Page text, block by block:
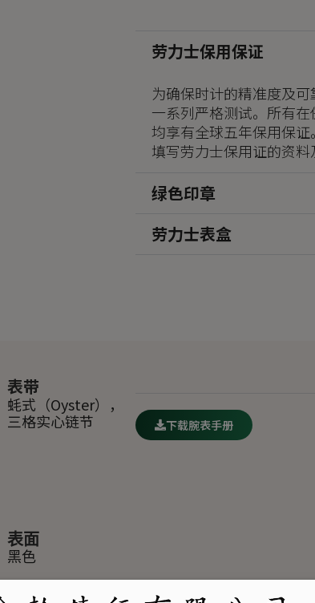
劳力士保用保证
为确保时计的精准度及
一系列严格测试。所有
均享有全球五年保用保
填写劳力士保用证的资
绿色印章
劳力士表盒
表带
蚝式（Oyster），
三格实心链节
表面
黑色
下载腕表手册